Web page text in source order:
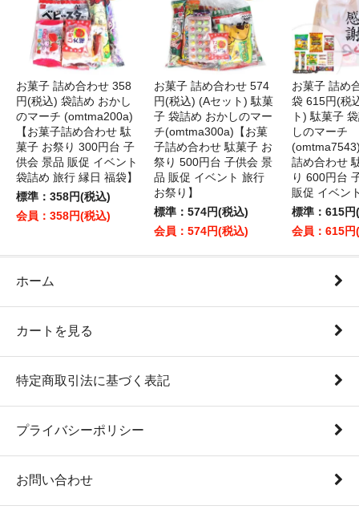
お菓子 詰め合わせ 358
円(税込) 袋詰め おかし
のマーチ (omtma200a)
【お菓子詰め合わせ 駄
菓子 お祭り 300円台 子
供会 景品 販促 イベント
袋詰め 旅行 縁日 福袋】
標準：358円(税込)
会員：358円(税込)
お菓子 詰め合わせ 574
円(税込) (Aセット) 駄菓
子 袋詰め おかしのマー
チ(omtma300a)【お菓
子詰め合わせ 駄菓子 お
祭り 500円台 子供会 景
品 販促 イベント 旅行
お祭り】
標準：574円(税込)
会員：574円(税込)
お菓子 詰め
袋 615円(税
ト) 駄菓子
しのマーチ
詰め合わせ
り 600円台
販促 イベン
標準：615円
会員：615円
ホーム
カートを見る
特定商取引法に基づく表記
プライバシーポリシー
お問い合わせ